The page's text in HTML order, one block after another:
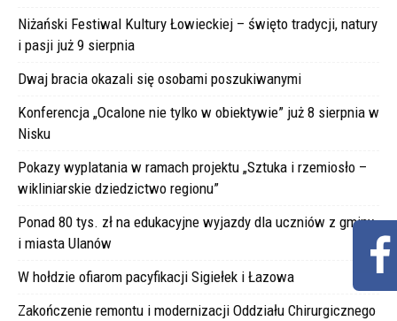
Niżański Festiwal Kultury Łowieckiej – święto tradycji, natury
i pasji już 9 sierpnia
Dwaj bracia okazali się osobami poszukiwanymi
Konferencja „Ocalone nie tylko w obiektywie” już 8 sierpnia w
Nisku
Pokazy wyplatania w ramach projektu „Sztuka i rzemiosło –
wikliniarskie dziedzictwo regionu”
Ponad 80 tys. zł na edukacyjne wyjazdy dla uczniów z gminy
i miasta Ulanów
W hołdzie ofiarom pacyfikacji Sigiełek i Łazowa
Zakończenie remontu i modernizacji Oddziału Chirurgicznego